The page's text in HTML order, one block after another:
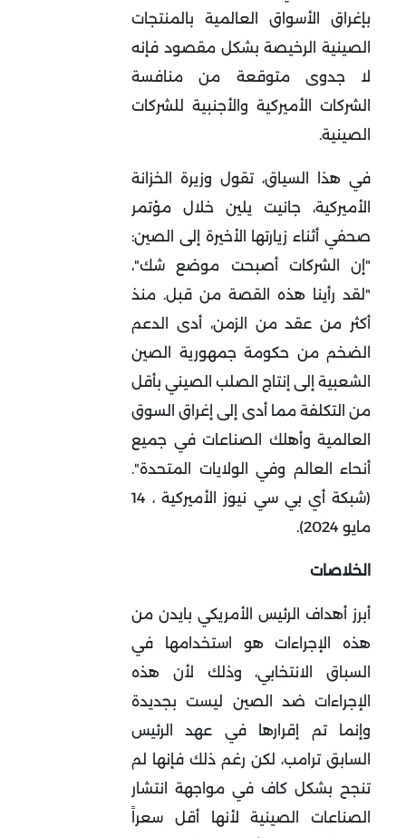
بإغراق الأسواق العالمية بالمنتجات
الصينية الرخيصة بشكل مقصود فإنه
لا جدوى متوقعة من منافسة
الشركات الأميركية والأجنبية للشركات
الصينية.
في هذا السياق، تقول وزيرة الخزانة
الأميركية، جانيت يلين خلال مؤتمر
صحفي أثناء زيارتها الأخيرة إلى الصين:
"إن الشركات أصبحت موضع شك"،
"لقد رأينا هذه القصة من قبل. منذ
أكثر من عقد من الزمن، أدى الدعم
الضخم من حكومة جمهورية الصين
الشعبية إلى إنتاج الصلب الصيني بأقل
من التكلفة مما أدى إلى إغراق السوق
العالمية وأهلك الصناعات في جميع
أنحاء العالم وفي الولايات المتحدة".
(شبكة أي بي سي نيوز الأميركية ، 14
مايو 2024).
الخلاصات
أبرز أهداف الرئيس الأمريكي بايدن من
هذه الإجراءات هو استخدامها في
السباق الانتخابي، وذلك لأن هذه
الإجراءات ضد الصين ليست بجديدة
وإنما تم إقرارها في عهد الرئيس
السابق ترامب، لكن رغم ذلك فإنها لم
تنجح بشكل كاف في مواجهة انتشار
الصناعات الصينية لأنها أقل سعراً